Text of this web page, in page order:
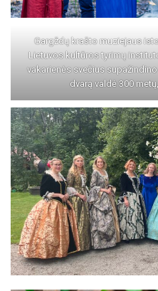
Gargždų krašto muziejaus
Lietuvos kultūros tyrimų
vakarienės svečius
dvarą valdė 300